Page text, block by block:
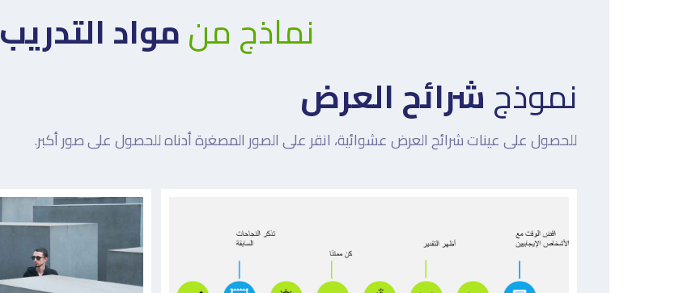
نماذج منمواد التدريب
نموذجشرائح العرض
للحصول على عينات شرائح العرض عشوائية، انقر على الصور المصغرة أدناه للحصول على صور أكبر.